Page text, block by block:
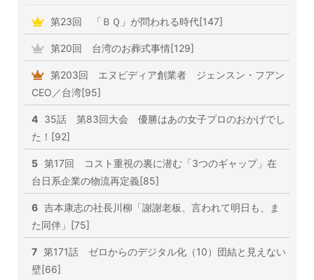
第23回 「ＢＱ」が問われる時代[147]
第20回 台湾のお葬式事情[129]
第203回 エヌビディア創業者 ジェンスン・フアン
CEO／台湾[95]
4 35話 第83回大会 優勝はあの女子プロのおかげでし
た！[92]
5 第17回 コスト重視の裏に潜む「3つのギャップ」在
台日系企業の物流再定義[85]
6 吉本康志の社長川柳「謝謝老板、言われて明日も、ま
た同伴」[75]
7 第171話 ゼロからのデジタル化（10）団結と見えない
壁[66]